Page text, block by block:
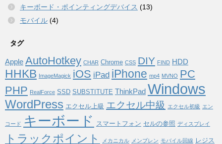
キーボード・ポインティングデバイス (13)
モバイル (4)
タグ
Apple AutoHotkey CHAR Chrome CSS DIY FIND HDD
HHKB ImageMagick iOS iPad iPhone mp4 MVNO PC
PHP RealForce SSD SUBSTITUTE ThinkPad Windows
WordPress エクセル上級 エクセル中級 エクセル初級 エン
コード キーボード スマートフォン セルの参照 ディスプレイ
トラックポイント メカニカル メンブレン モバイル回線 レジス